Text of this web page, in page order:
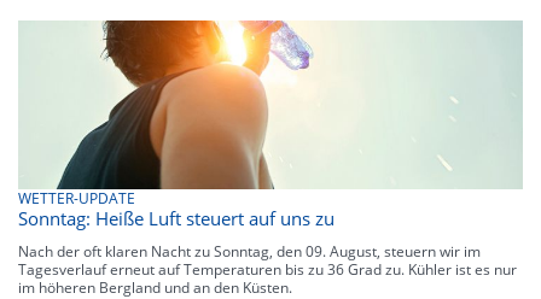
WETTER-UPDATE
Sonntag: Heiße Luft steuert auf uns zu
Nach der oft klaren Nacht zu Sonntag, den 09. August, steuern wir im
Tagesverlauf erneut auf Temperaturen bis zu 36 Grad zu. Kühler ist es nur
im höheren Bergland und an den Küsten.